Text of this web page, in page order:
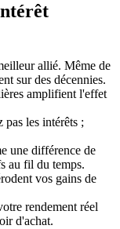
allié. Même de
sur des décennies.
amplifient l'effet
pas les intérêts ;
une différence de
au fil du temps.
vos gains de
rendement réel
d'achat.